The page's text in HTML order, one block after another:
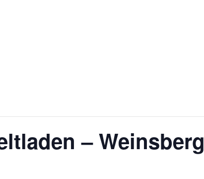
– Weinsberg